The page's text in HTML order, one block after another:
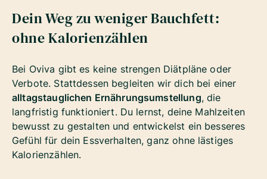
Dein Weg zu weniger Bauchfett:
ohne Kalorienzählen
Bei Oviva gibt es keine strengen Diätpläne oder
Verbote. Stattdessen begleiten wir dich bei einer
alltagstauglichen Ernährungsumstellung, die
langfristig funktioniert. Du lernst, deine Mahlzeiten
bewusst zu gestalten und entwickelst ein besseres
Gefühl für dein Essverhalten, ganz ohne lästiges
Kalorienzählen.